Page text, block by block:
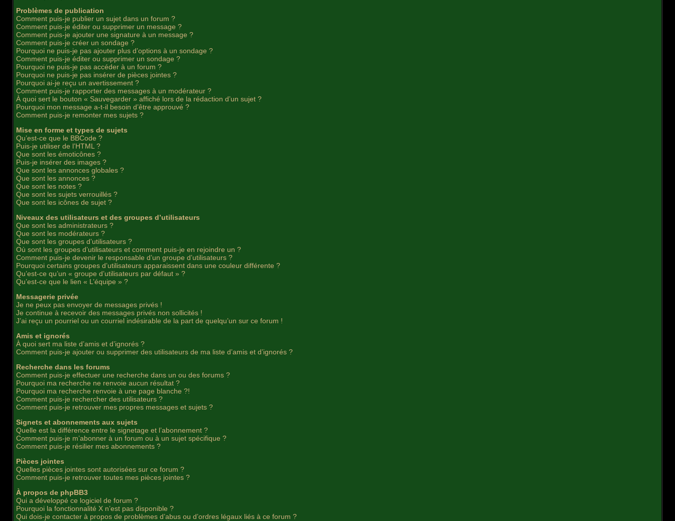
Problèmes de publication
Comment puis-je publier un sujet dans un forum ?
Comment puis-je éditer ou supprimer un message ?
Comment puis-je ajouter une signature à un message ?
Comment puis-je créer un sondage ?
Pourquoi ne puis-je pas ajouter plus d’options à un sondage ?
Comment puis-je éditer ou supprimer un sondage ?
Pourquoi ne puis-je pas accéder à un forum ?
Pourquoi ne puis-je pas insérer de pièces jointes ?
Pourquoi ai-je reçu un avertissement ?
Comment puis-je rapporter des messages à un modérateur ?
À quoi sert le bouton « Sauvegarder » affiché lors de la rédaction d’un sujet ?
Pourquoi mon message a-t-il besoin d’être approuvé ?
Comment puis-je remonter mes sujets ?
Mise en forme et types de sujets
Qu’est-ce que le BBCode ?
Puis-je utiliser de l’HTML ?
Que sont les émoticônes ?
Puis-je insérer des images ?
Que sont les annonces globales ?
Que sont les annonces ?
Que sont les notes ?
Que sont les sujets verrouillés ?
Que sont les icônes de sujet ?
Niveaux des utilisateurs et des groupes d’utilisateurs
Que sont les administrateurs ?
Que sont les modérateurs ?
Que sont les groupes d’utilisateurs ?
Où sont les groupes d’utilisateurs et comment puis-je en rejoindre un ?
Comment puis-je devenir le responsable d’un groupe d’utilisateurs ?
Pourquoi certains groupes d’utilisateurs apparaissent dans une couleur différente ?
Qu’est-ce qu’un « groupe d’utilisateurs par défaut » ?
Qu’est-ce que le lien « L’équipe » ?
Messagerie privée
Je ne peux pas envoyer de messages privés !
Je continue à recevoir des messages privés non sollicités !
J’ai reçu un pourriel ou un courriel indésirable de la part de quelqu’un sur ce forum !
Amis et ignorés
À quoi sert ma liste d’amis et d’ignorés ?
Comment puis-je ajouter ou supprimer des utilisateurs de ma liste d’amis et d’ignorés ?
Recherche dans les forums
Comment puis-je effectuer une recherche dans un ou des forums ?
Pourquoi ma recherche ne renvoie aucun résultat ?
Pourquoi ma recherche renvoie à une page blanche ?!
Comment puis-je rechercher des utilisateurs ?
Comment puis-je retrouver mes propres messages et sujets ?
Signets et abonnements aux sujets
Quelle est la différence entre le signetage et l’abonnement ?
Comment puis-je m’abonner à un forum ou à un sujet spécifique ?
Comment puis-je résilier mes abonnements ?
Pièces jointes
Quelles pièces jointes sont autorisées sur ce forum ?
Comment puis-je retrouver toutes mes pièces jointes ?
À propos de phpBB3
Qui a développé ce logiciel de forum ?
Pourquoi la fonctionnalité X n’est pas disponible ?
Qui dois-je contacter à propos de problèmes d’abus ou d’ordres légaux liés à ce forum ?